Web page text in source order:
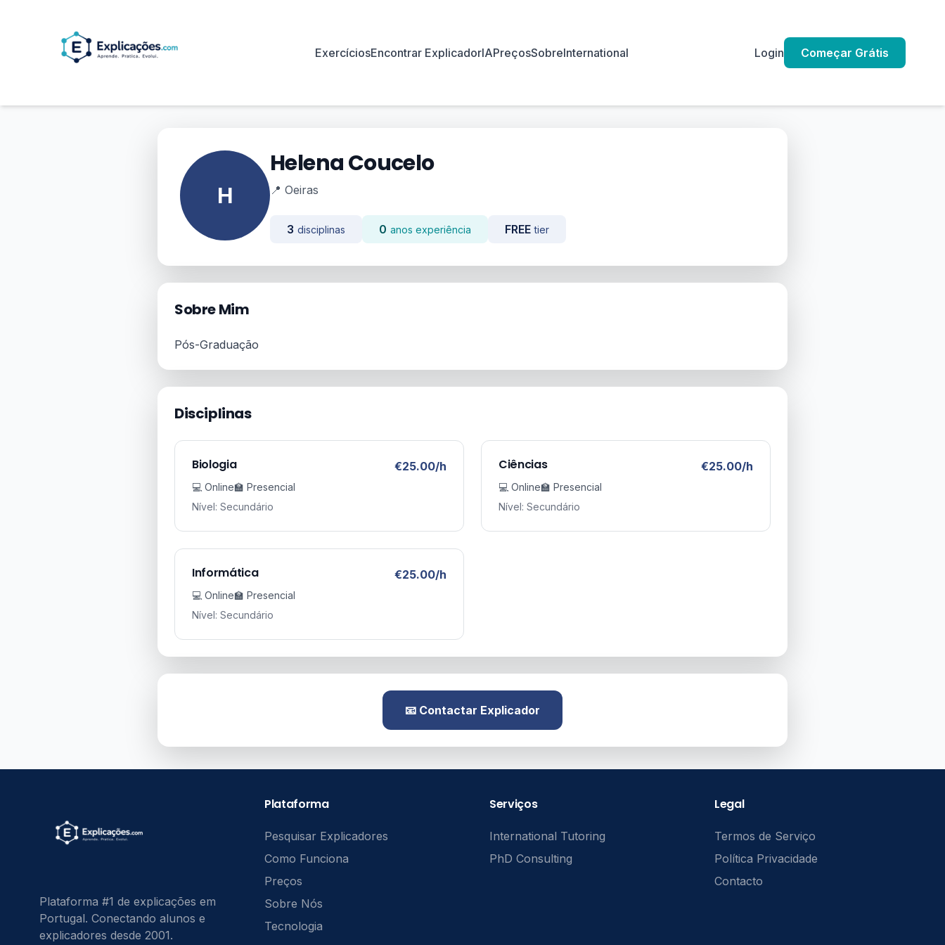
ExercíciosEncontrar ExplicadorIAPreçosSobreInternational Login Começar Grátis
H
Helena Coucelo
📍 Oeiras
3 disciplinas 0 anos experiência FREE tier
Sobre Mim
Pós-Graduação
Disciplinas
Biologia €25.00/h
💻 Online🏫 Presencial
Nível: Secundário
Ciências €25.00/h
💻 Online🏫 Presencial
Nível: Secundário
Informática €25.00/h
💻 Online🏫 Presencial
Nível: Secundário
📧 Contactar Explicador
Plataforma #1 de explicações em
Portugal. Conectando alunos e
explicadores desde 2001.
Plataforma
Pesquisar Explicadores
Como Funciona
Preços
Sobre Nós
Tecnologia
Serviços
International Tutoring
PhD Consulting
Legal
Termos de Serviço
Política Privacidade
Contacto